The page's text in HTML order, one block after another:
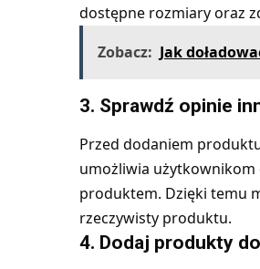
dostępne rozmiary oraz
Zobacz: Jak
3. Sprawdź opinie
Przed dodaniem
umożliwia użytkownikom
produktem. Dzięki temu
rzeczywisty produktu.
4. Dodaj produkty